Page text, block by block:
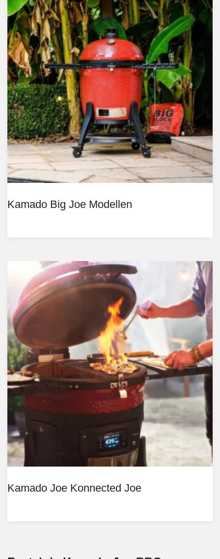
Kamado Big Joe Modellen
Kamado Joe Konnected Joe